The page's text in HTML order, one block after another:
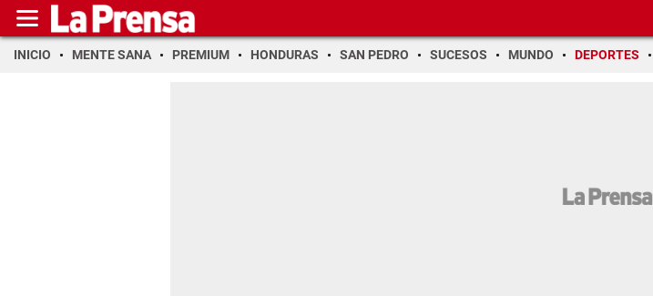
INICIO MENTE SANA PREMIUM HONDURAS SAN PEDRO SUCESOS MUNDO DEPORTES